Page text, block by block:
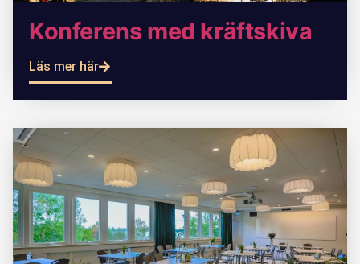
Konferens med kräftskiva
Läs mer här